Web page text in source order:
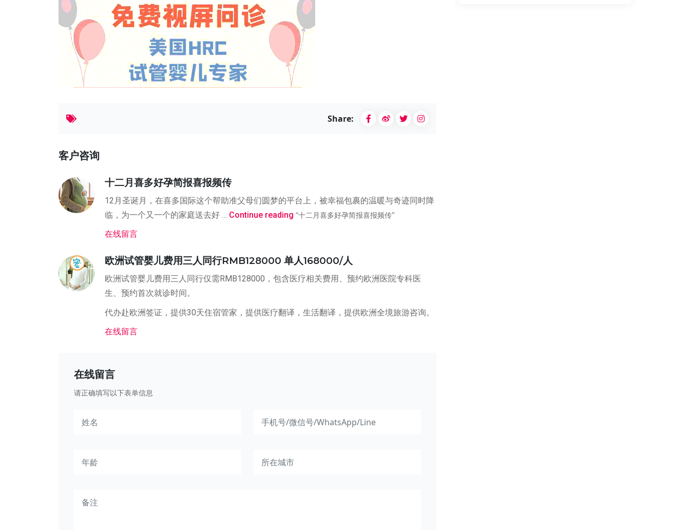
Share:
客户咨询
十二月喜多好孕简报喜报频传
12月圣诞月，在喜多国际这个帮助准父母们圆梦的平台上，被幸福包裹的温暖与奇迹同时降
临，为一个又一个的家庭送去好 … Continue reading “十二月喜多好孕简报喜报频传”
在线留言
欧洲试管婴儿费用三人同行RMB128000 单人168000/人
欧洲试管婴儿费用三人同行仅需RMB128000，包含医疗相关费用、预约欧洲医院专科医
生、预约首次就诊时间。
代办赴欧洲签证，提供30天住宿管家，提供医疗翻译，生活翻译，提供欧洲全境旅游咨询。
在线留言
在线留言
请正确填写以下表单信息